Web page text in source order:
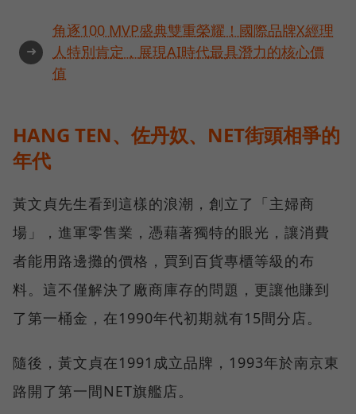
➜
角逐100 MVP盛典雙重榮耀！國際品牌X經理
人特別肯定，展現AI時代最具潛力的核心價
值
HANG TEN、佐丹奴、NET街頭相爭的
年代
黃文貞先生看到這樣的浪潮，創立了「主婦商
場」，進軍零售業，憑藉著獨特的眼光，讓消費
者能用路邊攤的價格，買到百貨專櫃等級的布
料。這不僅解決了廠商庫存的問題，更讓他賺到
了第一桶金，在1990年代初期就有15間分店。
隨後，黃文貞在1991成立品牌，1993年於南京東
路開了第一間NET旗艦店。